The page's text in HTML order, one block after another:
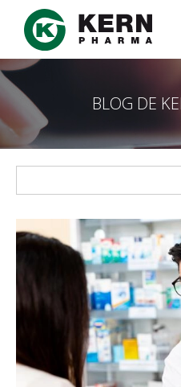
Pasar
contenido
principal
BLOG DE